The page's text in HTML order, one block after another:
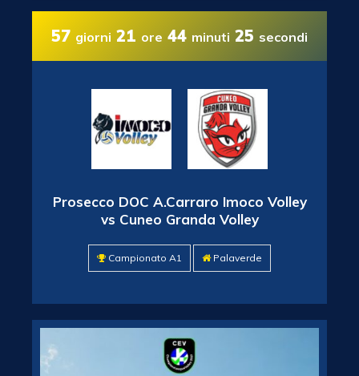
57 giorni 21 ore 44 minuti 24 secondi
Prosecco DOC A.Carraro Imoco Volley
vs Cuneo Granda Volley
Campionato A1 Palaverde